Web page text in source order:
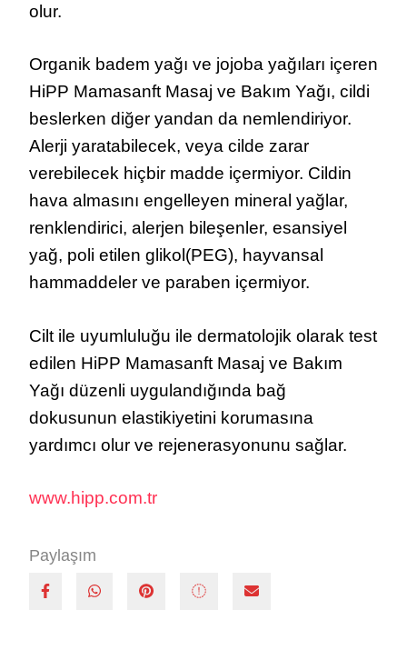
olur.
Organik badem yağı ve jojoba yağıları içeren
HiPP Mamasanft Masaj ve Bakım Yağı, cildi
beslerken diğer yandan da nemlendiriyor.
Alerji yaratabilecek, veya cilde zarar
verebilecek hiçbir madde içermiyor. Cildin
hava almasını engelleyen mineral yağlar,
renklendirici, alerjen bileşenler, esansiyel
yağ, poli etilen glikol(PEG), hayvansal
hammaddeler ve paraben içermiyor.
Cilt ile uyumluluğu ile dermatolojik olarak test
edilen HiPP Mamasanft Masaj ve Bakım
Yağı düzenli uygulandığında bağ
dokusunun elastikiyetini korumasına
yardımcı olur ve rejenerasyonunu sağlar.
www.hipp.com.tr
Paylaşım